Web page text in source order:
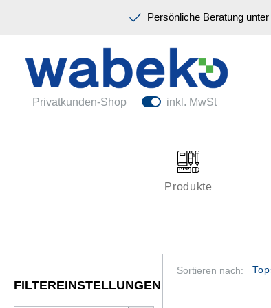
Persönliche Beratung unter
Privatkunden-Shop inkl. MwSt
Produkte
Ordnen & Registrieren
Papiere & Blöcke
Büroeinrichtung
Kleben & Versenden
Schreiben & Korrigieren
FILTEREINSTELLUNGEN
Sortieren nach:
Schreiben & Korrigieren